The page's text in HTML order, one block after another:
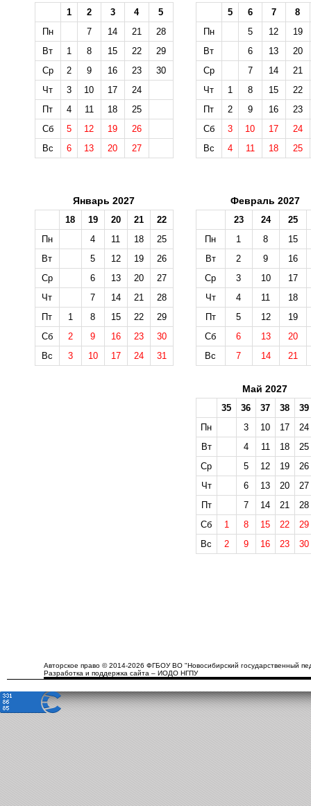
1 2 3 4
5
Пн
7 14 21
28
Вт
1 8 15 22
29
Ср
2 9 16 23
30
Чт
3 10 17
24
Пт
4 11 18
25
Сб
5 12 19
26
Вс
6 13 20 27
5 6 7
8
Пн
5 12
19
Вт
6 13
20
Ср
7 14
21
Чт
1 8 15
22
Пт
2 9 16
23
Сб
3 10 17
24
Вс
4 11 18 25
Январь 2027
18 19 20 21
22
Пн
4 11 18
25
Вт
5 12 19
26
Ср
6 13 20
27
Чт
7 14 21
28
Пт
1 8 15 22
29
Сб
2 9 16 23
30
Вс
3 10 17 24 31
Февраль 2027
23 24
25
Пн
1 8
15
Вт
2 9
16
Ср
3 10
17
Чт
4 11
18
Пт
5 12
19
Сб
6 13
20
Вс
7 14 21
Май 2027
35 36 37 38
39
Пн
3 10 17
24
Вт
4 11 18
25
Ср
5 12 19
26
Чт
6 13 20
27
Пт
7 14 21
28
Сб
1 8 15 22
29
Вс
2 9 16 23 30
Авторское право © 2014-2026 ФГБОУ ВО "Новосибирский государственный
Разработка и поддержка сайта – ИОДО НГПУ